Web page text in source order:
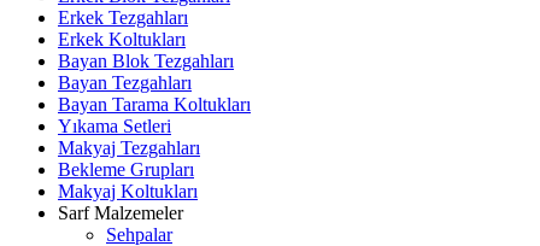
Erkek Tezgahları
Erkek Koltukları
Bayan Blok Tezgahları
Bayan Tezgahları
Bayan Tarama Koltukları
Yıkama Setleri
Makyaj Tezgahları
Bekleme Grupları
Makyaj Koltukları
Sarf Malzemeler
Sehpalar